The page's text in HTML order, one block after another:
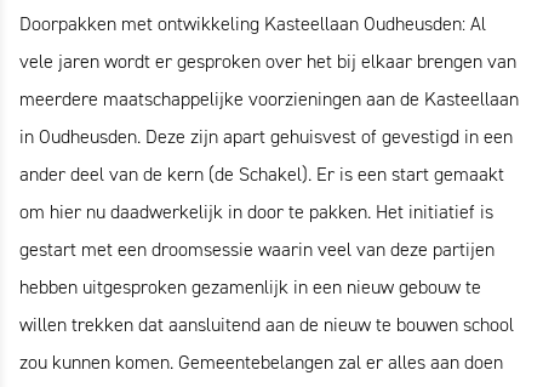
Doorpakken met ontwikkeling Kasteellaan Oudheusden: Al
vele jaren wordt er gesproken over het bij elkaar brengen van
meerdere maatschappelijke voorzieningen aan de Kasteellaan
in Oudheusden. Deze zijn apart gehuisvest of gevestigd in een
ander deel van de kern (de Schakel). Er is een start gemaakt
om hier nu daadwerkelijk in door te pakken. Het initiatief is
gestart met een droomsessie waarin veel van deze partijen
hebben uitgesproken gezamenlijk in een nieuw gebouw te
willen trekken dat aansluitend aan de nieuw te bouwen school
zou kunnen komen. Gemeentebelangen zal er alles aan doen